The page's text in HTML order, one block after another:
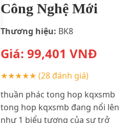
Công Nghệ Mới
Thương hiệu: BK8
Giá: 99,401 VNĐ
★★★★★ (28 đánh giá)
thuần phác tong hop kqxsmb
tong hop kqxsmb đang nổi lên
như 1 biểu tượng của sự trở